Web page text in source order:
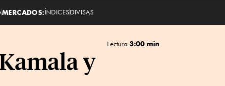
MERCADOS:ÍNDICESDIVISAS
Lectura 3:00 min
y